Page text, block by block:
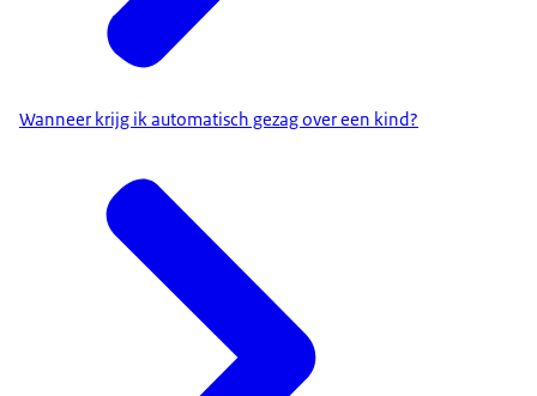
Wanneer krijg ik automatisch gezag over een kind?